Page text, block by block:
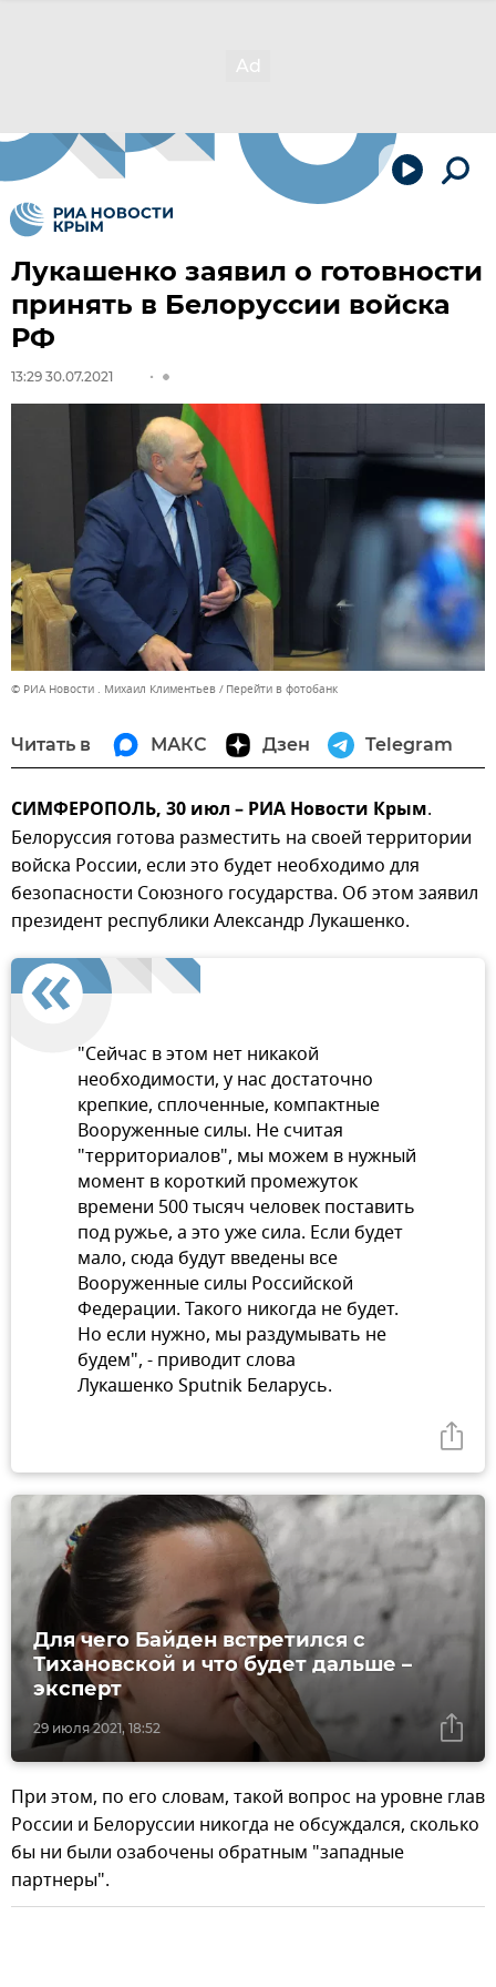
Лукашенко заявил о готовности
принять в Белоруссии войска
РФ
13:29 30.07.2021
© РИА Новости . Михаил Климентьев Перейти в фотобанк
Читать в МАКС Дзен Telegram
СИМФЕРОПОЛЬ, 30 июл – РИА Новости Крым.
Белоруссия готова разместить на своей территории
войска России, если это будет необходимо для
безопасности Союзного государства. Об этом заявил
президент республики Александр Лукашенко.
"Сейчас в этом нет никакой
необходимости, у нас достаточно
крепкие, сплоченные, компактные
Вооруженные силы. Не считая
"территориалов", мы можем в нужный
момент в короткий промежуток
времени 500 тысяч человек поставить
под ружье, а это уже сила. Если будет
мало, сюда будут введены все
Вооруженные силы Российской
Федерации. Такого никогда не будет.
Но если нужно, мы раздумывать не
будем", - приводит слова
Лукашенко Sputnik Беларусь.
29 июля 2021, 18:52
Для чего Байден встретился с
Тихановской и что будет дальше –
эксперт
При этом, по его словам, такой вопрос на уровне глав
России и Белоруссии никогда не обсуждался, сколько
бы ни были озабочены обратным "западные
партнеры".